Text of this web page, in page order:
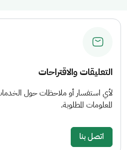
التعليقات والاقتراحات
لأي استفسار أو ملاحظات حول
المعلومات المطلوبة.
اتصل بنا